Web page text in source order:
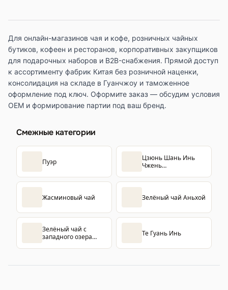
Для онлайн-магазинов чая и кофе, розничных чайных
бутиков, кофеен и ресторанов, корпоративных закупщиков
для подарочных наборов и B2B-снабжения. Прямой доступ
к ассортименту фабрик Китая без розничной наценки,
консолидация на складе в Гуанчжоу и таможенное
оформление под ключ. Оформите заказ — обсудим условия
OEM и формирование партии под ваш бренд.
Смежные категории
Пуэр
Цзюнь Шань Инь
Чжень
Жасминовый чай Зелёный чай Аньхой
Зелёный чай с
западного озера
Те Гуань Инь